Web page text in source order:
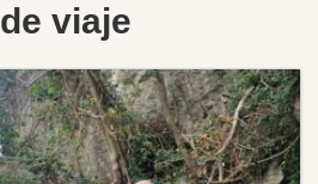
de viaje